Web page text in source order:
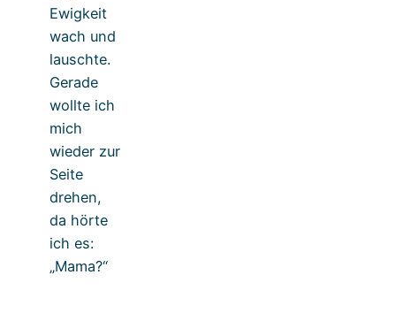
Ewigkeit
wach und
lauschte.
Gerade
wollte ich
mich
wieder zur
Seite
drehen,
da hörte
ich es:
„Mama?“